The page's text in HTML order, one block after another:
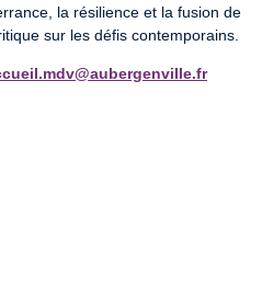
la résilience et la fusion de
sur les défis contemporains.